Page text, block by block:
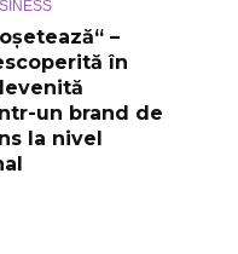
–
în
un brand de
la nivel